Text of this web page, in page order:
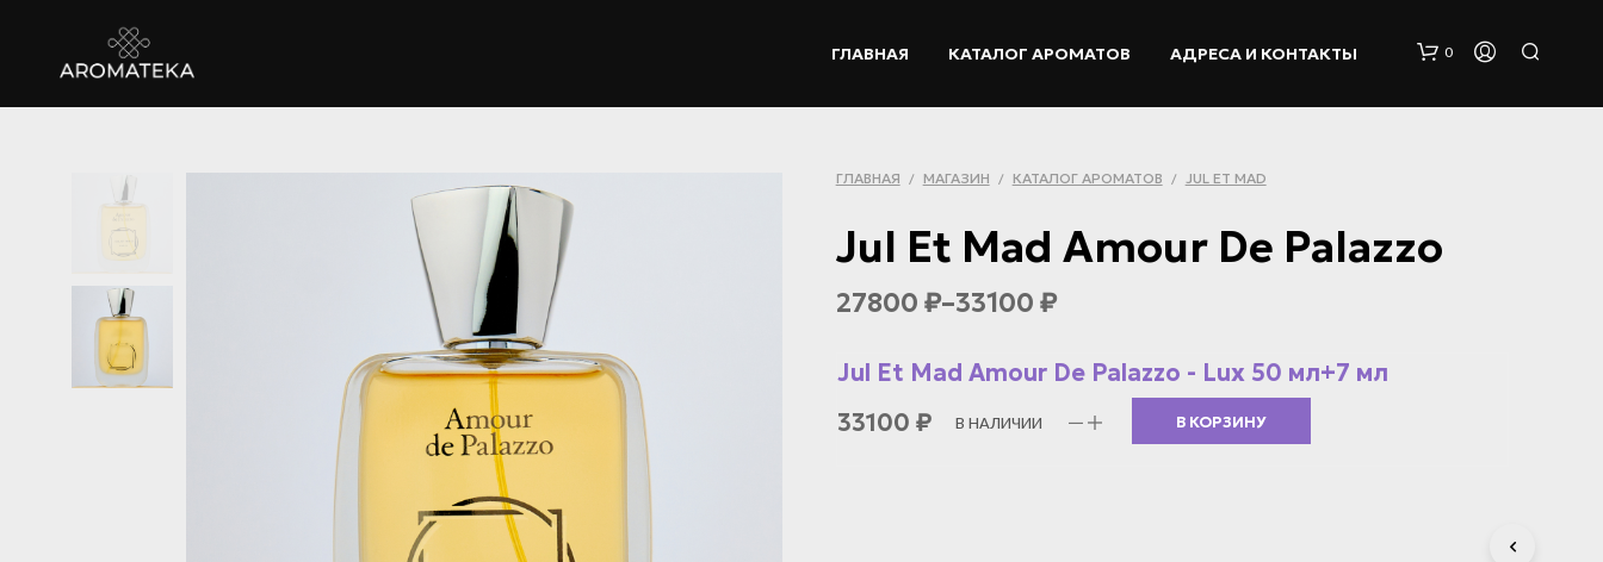
ГЛАВНАЯ КАТАЛОГ АРОМАТОВ АДРЕСА И КОНТАКТЫ 0
ГЛАВНАЯ / МАГАЗИН / КАТАЛОГ АРОМАТОВ / JUL ET MAD
Jul Et Mad Amour De Palazzo
27800 ₽–33100 ₽
Jul Et Mad Amour De Palazzo - Lux 50 мл+7 мл
33100 ₽ В НАЛИЧИИ В КОРЗИНУ